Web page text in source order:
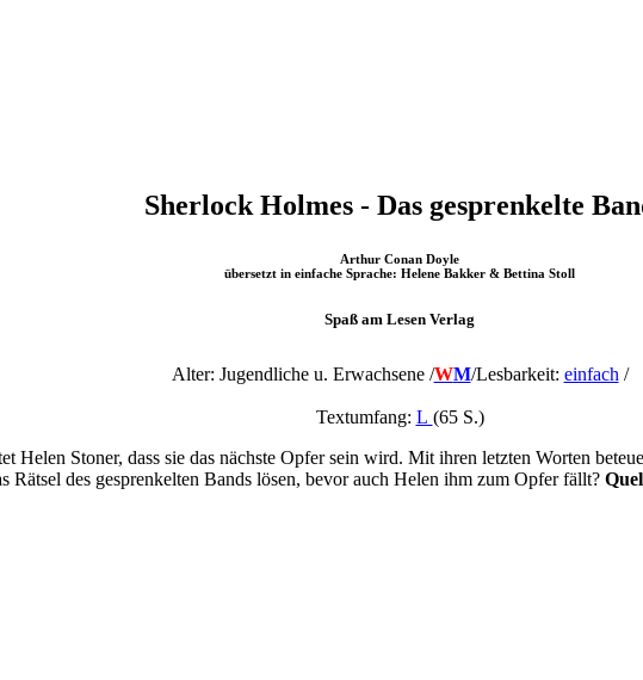
Sherlock Holmes - Das gesprenkelte
Arthur Conan Doyle
übersetzt in einfache Sprache: Helene Bakker & Bettina Stoll
Spaß am Lesen Verlag
Alter: Jugendliche u. Erwachsene /WM/Lesbarkeit: einfach /
Textumfang: L (65 S.)
Helen Stoner, dass sie das nächste Opfer sein wird. Mit ihren letzten Worten
des gesprenkelten Bands lösen, bevor auch Helen ihm zum Opfer fällt?